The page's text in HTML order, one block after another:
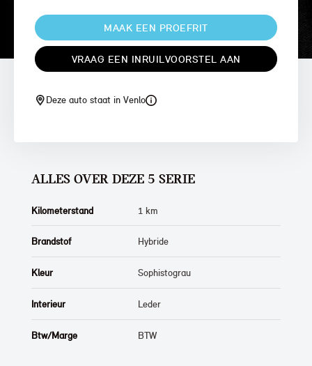
MAAK EEN PROEFRIT
VRAAG EEN INRUILVOORSTEL AAN
Deze auto staat in Venlo
ALLES OVER DEZE 5 SERIE
Kilometerstand 1 km
Brandstof Hybride
Kleur Sophistograu
Interieur Leder
Btw/Marge BTW